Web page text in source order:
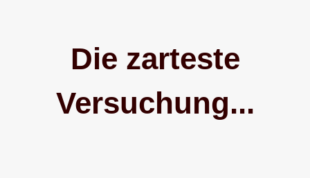
Die zarteste
Versuchung...